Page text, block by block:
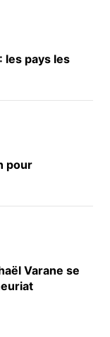
les pays les
pour
Varane se